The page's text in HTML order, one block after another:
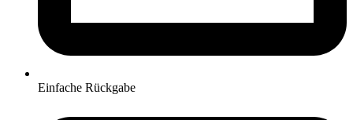
Einfache Rückgabe